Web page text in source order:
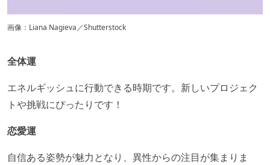
画像：Liana Nagieva／Shutterstock
全体運
エネルギッシュに行動できる時期です。新しいプロジェク
トや挑戦にぴったりです！
恋愛運
​自信ある姿勢が魅力となり、異性からの注目が集まりま